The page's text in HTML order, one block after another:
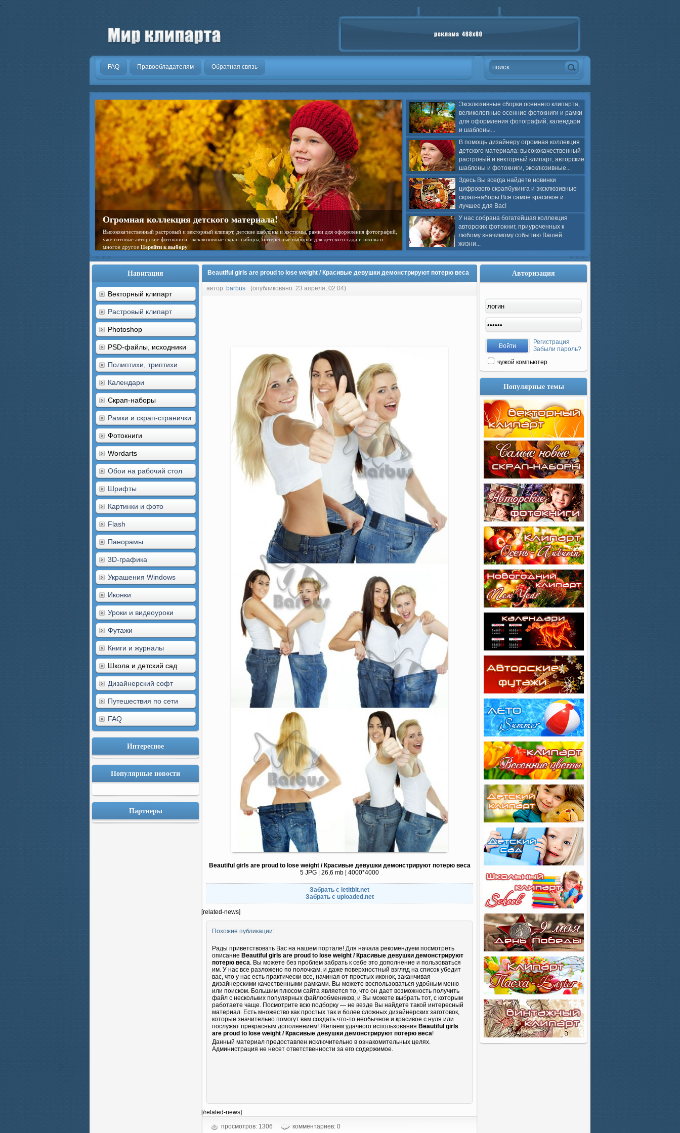
.
FAQ Правообладателям Обратная связь
Эксклюзивные сборки осеннего клипарта,
великолепные осенние фотокниги и рамки
для оформления фотографий, календари
и шаблоны...
В помощь дизайнеру огромная коллекция
детского материала: высококачественный
растровый и векторный клипарт, авторские
шаблоны и фотокниги, эксклюзивные...
Здесь Вы всегда найдете новинки
цифрового скрапбукинга и эксклюзивные
скрап-наборы.Все самое красивое и
лучшее для Вас!
У нас собрана богатейшая коллекция
авторских фотокниг, приуроченных к
любому значимому событию Вашей
жизни...
Огромная коллекция детского материала!
Высококачественный растровый и векторный клипарт, детские шаблоны и костюмы, рамки для оформления фотографий,
уже готовые авторские фотокниги, эксклюзивные скрап-наборы, интересные выборки для детского сада и школы и
многое другое Перейти к выбору
Навигация
Векторный клипарт
Растровый клипарт
Photoshop
PSD-файлы, исходники
Полиптихи, триптихи
Календари
Скрап-наборы
Рамки и скрап-странички
Фотокниги
Wordarts
Обои на рабочий стол
Шрифты
Картинки и фото
Flash
Панорамы
3D-графика
Украшения Windows
Иконки
Уроки и видеоуроки
Футажи
Книги и журналы
Школа и детский сад
Дизайнерский софт
Путешествия по сети
FAQ
Интересное
Популярные новости
Партнеры
Beautiful girls are proud to lose weight / Красивые девушки демонстрируют потерю веса
автор: barbus (опубликовано: 23 апреля, 02:04)
Beautiful girls are proud to lose weight / Красивые девушки демонстрируют потерю веса
5 JPG | 26,6 mb | 4000*4000
Забрать с letitbit.net
Забрать с uploaded.net
[related-news]
Похожие публикации:
Рады приветствовать Вас на нашем портале! Для начала рекомендуем посмотреть
описание Beautiful girls are proud to lose weight / Красивые девушки демонстрируют
потерю веса. Вы можете без проблем забрать к себе это дополнение и пользоваться
им. У нас все разложено по полочкам, и даже поверхностный взгляд на список убедит
вас, что у нас есть практически все, начиная от простых иконок, заканчивая
дизайнерскими качественными рамками. Вы можете воспользоваться удобным меню
или поиском. Большим плюсом сайта является то, что он дает возможность получить
файл с нескольких популярных файлообмеников, и Вы можете выбрать тот, с которым
работаете чаще. Посмотрите всю подборку — не везде Вы найдете такой интересный
материал. Есть множество как простых так и более сложных дизайнерских заготовок,
которые значительно помогут вам создать что-то необычное и красивое с нуля или
послужат прекрасным дополнением! Желаем удачного использования Beautiful girls
are proud to lose weight / Красивые девушки демонстрируют потерю веса!
Данный материал предоставлен исключительно в ознакомительных целях.
Администрация не несет ответственности за его содержимое.
[/related-news]
просмотров: 1306
комментариев: 0
Авторизация
Регистрация
Забыли пароль?
чужой компьютер
Популярные темы